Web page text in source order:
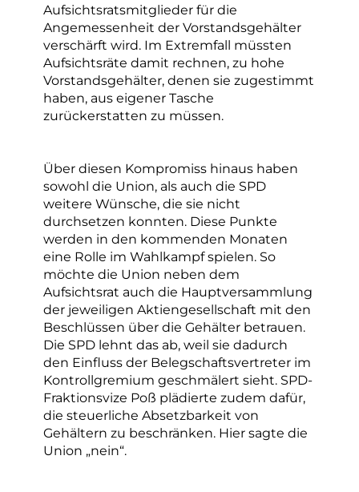
Aufsichtsratsmitglieder für die
Angemessenheit der Vorstandsgehälter
verschärft wird. Im Extremfall müssten
Aufsichtsräte damit rechnen, zu hohe
Vorstandsgehälter, denen sie zugestimmt
haben, aus eigener Tasche
zurückerstatten zu müssen.
Über diesen Kompromiss hinaus haben
sowohl die Union, als auch die SPD
weitere Wünsche, die sie nicht
durchsetzen konnten. Diese Punkte
werden in den kommenden Monaten
eine Rolle im Wahlkampf spielen. So
möchte die Union neben dem
Aufsichtsrat auch die Hauptversammlung
der jeweiligen Aktiengesellschaft mit den
Beschlüssen über die Gehälter betrauen.
Die SPD lehnt das ab, weil sie dadurch
den Einfluss der Belegschaftsvertreter im
Kontrollgremium geschmälert sieht. SPD-
Fraktionsvize Poß plädierte zudem dafür,
die steuerliche Absetzbarkeit von
Gehältern zu beschränken. Hier sagte die
Union „nein“.